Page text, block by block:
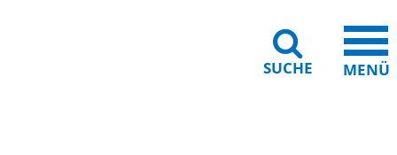
SUCHE MENÜ